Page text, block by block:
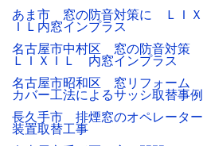
あま市 窓の防音対策に ＬＩＸ
ＩＬ内窓インプラス
名古屋市中村区 窓の防音対策
ＬＩＸＩＬ 内窓インプラス
名古屋市昭和区 窓リフォーム
カバー工法によるサッシ取替事例
長久手市 排煙窓のオペレーター
装置取替工事